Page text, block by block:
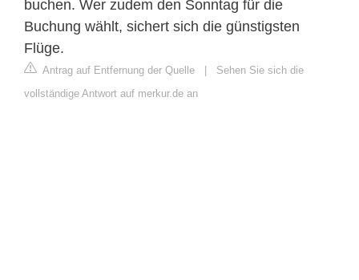
buchen. Wer zudem den Sonntag für die
Buchung wählt, sichert sich die günstigsten
Flüge.
Antrag auf Entfernung der Quelle | Sehen Sie sich die
vollständige Antwort auf merkur.de an